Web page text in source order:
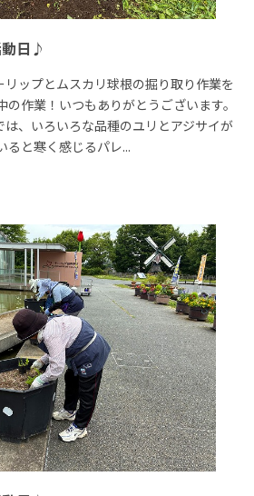
日♪
ップとムスカリ球根の掘り取り作業を
の作業！いつもありがとうございます。
、いろいろな品種のユリとアジサイが
ると寒く感じるパレ...